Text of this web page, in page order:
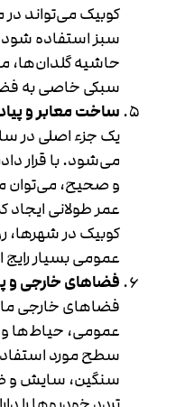
کوبیک می‌تواند
سبز استفاده
حاشیه گلدان‌ها،
سبکی خاصی به
ساخت معابر و
یک جزء اصلی در
می‌شود. با قرار
و صحیح، می‌توان
عمر طولانی ایجاد
کوبیک در شهرها،
عمومی بسیار
فضاهای خارجی و
فضاهای خارجی
عمومی، حیاط‌ها
سطح مورد
سنگین، سایش و